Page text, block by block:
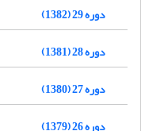
دوره 29 (1382)
دوره 28 (1381)
دوره 27 (1380)
دوره 26 (1379)